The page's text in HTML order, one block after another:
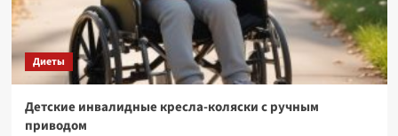
Диеты
Детские инвалидные кресла-коляски с ручным
приводом